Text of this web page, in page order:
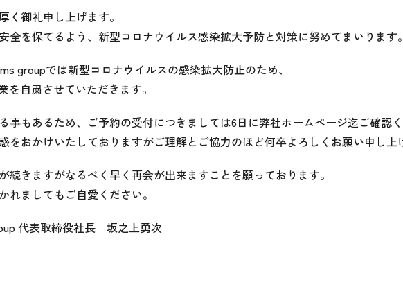
く御礼申し上げます。
全を保てるよう、新型コロナウイルス感染拡大予防と対策に努めてまいります。
groupでは新型コロナウイルスの感染拡大防止のため、
を自粛させていただきます。
事もあるため、ご予約の受付につきましては6日に弊社ホームページ迄ご確認く
をおかけいたしておりますがご理解とご協力のほど何卒よろしくお願い申し上
続きますがなるべく早く再会が出来ますことを願っております。
れましてもご自愛ください。
代表取締役社長 坂之上勇次